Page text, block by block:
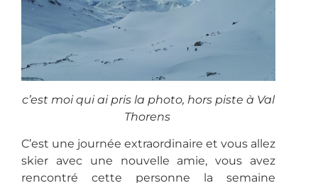
c’est moi qui ai pris la photo, hors piste à Val
Thorens
C’est une journée extraordinaire et vous allez
skier avec une nouvelle amie, vous avez
rencontré cette personne la semaine